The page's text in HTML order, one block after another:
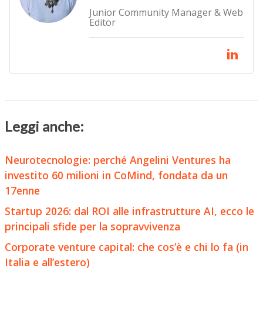
Junior Community Manager & Web
Editor
Leggi anche:
Neurotecnologie: perché Angelini Ventures ha
investito 60 milioni in CoMind, fondata da un
17enne
Startup 2026: dal ROI alle infrastrutture AI, ecco le
principali sfide per la sopravvivenza
Corporate venture capital: che cos’è e chi lo fa (in
Italia e all’estero)